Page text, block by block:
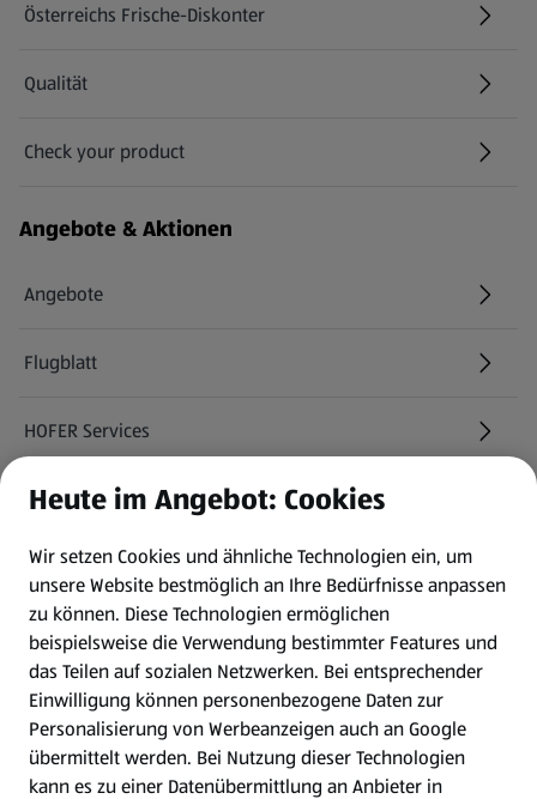
Österreichs Frische-Diskonter
Qualität
Check your product
(öffnet in einem neuen Tab)
Angebote & Aktionen
Angebote
Flugblatt
HOFER Services
Newsletter
WhatsApp
Gewinnspiele
Mein HOFER. Meine Einkäufe.
Meine Meinung. Mein HOFER.
Heute im Angebot: Cookies
Wir setzen Cookies und ähnliche Technologien ein, um
unsere Website bestmöglich an Ihre Bedürfnisse anpassen
zu können. Diese Technologien ermöglichen
beispielsweise die Verwendung bestimmter Features und
das Teilen auf sozialen Netzwerken. Bei entsprechender
Einwilligung können personenbezogene Daten zur
Personalisierung von Werbeanzeigen auch an Google
übermittelt werden. Bei Nutzung dieser Technologien
kann es zu einer Datenübermittlung an Anbieter in